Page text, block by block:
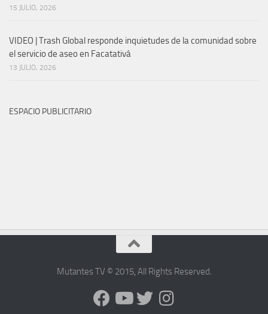
15 JULIO, 2026
VIDEO | Trash Global responde inquietudes de la comunidad sobre
el servicio de aseo en Facatativá
13 JULIO, 2026
ESPACIO PUBLICITARIO
Mutantes TV © 2015, All Rights Reserved